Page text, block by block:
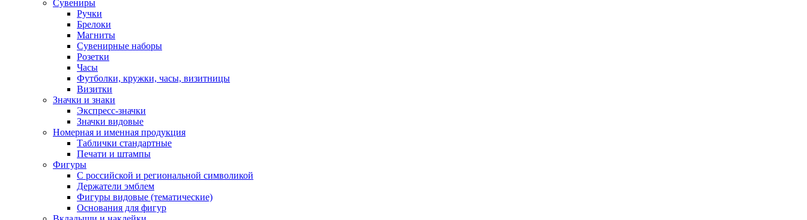
Сувениры
Ручки
Брелоки
Магниты
Сувенирные наборы
Розетки
Часы
Футболки, кружки, часы, визитницы
Визитки
Значки и знаки
Экспресс-значки
Значки видовые
Номерная и именная продукция
Таблички стандартные
Печати и штампы
Фигуры
С российской и региональной символикой
Держатели эмблем
Фигуры видовые (тематические)
Основания для фигур